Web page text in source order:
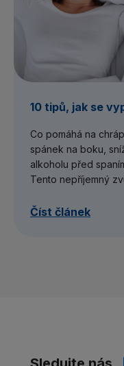
10 tipů, jak se
Co pomáhá na
spánek na boku,
alkoholu před
Tento nepříjemný
Číst článek